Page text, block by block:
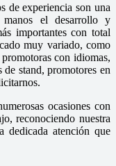
de experiencia son una
el desarrollo y
importantes con total
muy variado, como
con idiomas,
de stand, promotores en
ocasiones con
reconociendo nuestra
dedicada atención que